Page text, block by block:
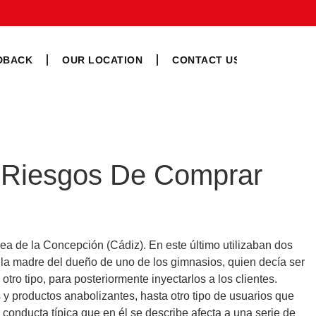
OUR LOCATION CONTACT US
De Comprar
de la Concepción (Cádiz). En este último utilizaban dos
madre del dueño de uno de los gimnasios, quien decía ser
tipo, para posteriormente inyectarlos a los clientes.
productos anabolizantes, hasta otro tipo de usuarios que
típica que en él se describe afecta a una serie de